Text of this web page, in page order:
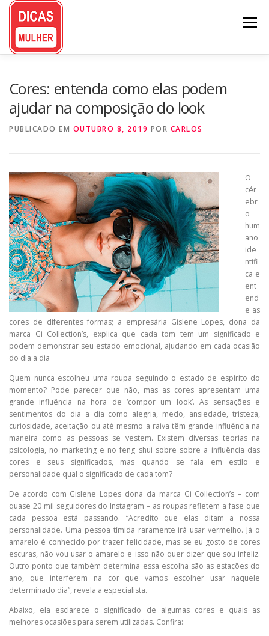
Pular
conteúdo
Menu
Cores: entenda como elas podem
ajudar na composição do look
PUBLICADO EM OUTUBRO 8, 2019 POR CARLOS
O
cér
ebr
o
hum
ano
ide
ntifi
ca e
ent
end
e as
cores de diferentes formas; a empresária Gislene Lopes, dona da
marca Gi Collection’s, explica que cada tom tem um significado e
podem demonstrar seu estado emocional, ajudando em cada ocasião
do dia a dia
Quem nunca escolheu uma roupa seguindo o estado de espírito do
momento? Pode parecer que não, mas as cores apresentam uma
grande influência na hora de ‘compor um look’. As sensações e
sentimentos do dia a dia como alegria, medo, ansiedade, tristeza,
curiosidade, aceitação ou até mesmo a raiva têm grande influência na
maneira como as pessoas se vestem. Existem diversas teorias na
psicologia, no marketing e no feng shui sobre sobre a influência das
cores e seus significados, mas quando se fala em estilo e
personalidade qual o significado de cada tom?
De acordo com Gislene Lopes dona da marca Gi Collection’s – com
quase 20 mil seguidores do Instagram – as roupas refletem a fase que
cada pessoa está passando. “Acredito que elas ditam a nossa
personalidade. Uma pessoa tímida raramente irá usar vermelho. Já o
amarelo é conhecido por trazer felicidade, mas se eu gosto de cores
escuras, não vou usar o amarelo e isso não quer dizer que sou infeliz.
Outro ponto que também determina essa escolha são as estações do
ano, que interferem na cor que vamos escolher usar naquele
determinado dia”, revela a especialista.
Abaixo, ela esclarece o significado de algumas cores e quais as
melhores ocasiões para serem utilizadas. Confira: